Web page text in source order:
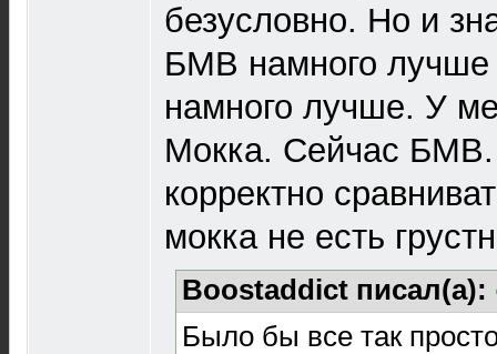
безусловно. Но и
БМВ намного лучше
намного лучше. У
Мокка. Сейчас БМВ.
корректно
мокка не есть
Boostaddict писал(а):
Было бы все так